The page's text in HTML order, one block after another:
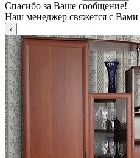
Спасибо за Ваше сообщение!
Наш менеджер свяжется с